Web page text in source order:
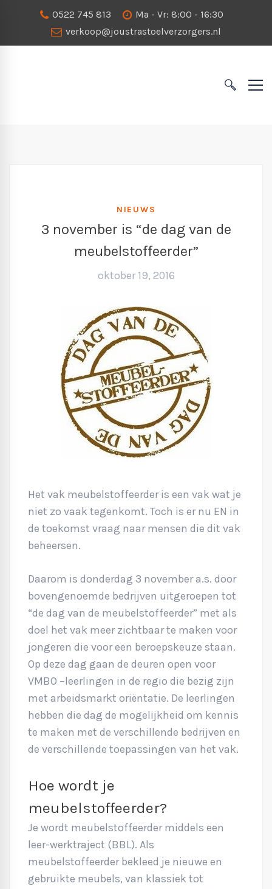
0522 745 813
Ma - Vr: 8:00 - 16:30
verkoop@joustrastoelverzorgers.nl
NIEUWS
3 november is “de dag van de
meubelstoffeerder”
oktober 19, 2016
Het vak meubelstoffeerder is een vak wat je
niet zo vaak tegenkomt. Toch is er nu EN in
de toekomst vraag naar mensen die dit vak
beheersen.
Daarom is donderdag 3 november a.s. door
bovengenoemde bedrijven uitgeroepen tot
“de dag van de meubelstoffeerder” met als
doel het vak meer zichtbaar te maken voor
jongeren die voor een beroepskeuze staan.
Op deze dag gaan de deuren open voor
VMBO –leerlingen in de regio die bezig zijn
met arbeidsmarkt oriëntatie. De leerlingen
hebben die dag de mogelijkheid om kennis
te maken met de verschillende bedrijven en
de verschillende toepassingen van het vak.
Hoe wordt je
meubelstoffeerder?
Je wordt meubelstoffeerder middels een
leer-werktraject (BBL). Als
meubelstoffeerder bekleed je nieuwe en
gebruikte meubels, van klassiek tot